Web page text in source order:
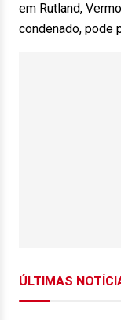
em Rutland,
condenado, pode